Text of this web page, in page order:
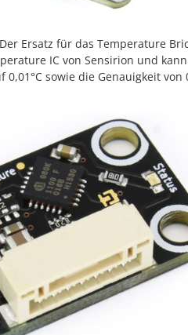
Ersatz für das Temperature
IC von Sensirion und
0,01°C sowie die Genauigkeit von